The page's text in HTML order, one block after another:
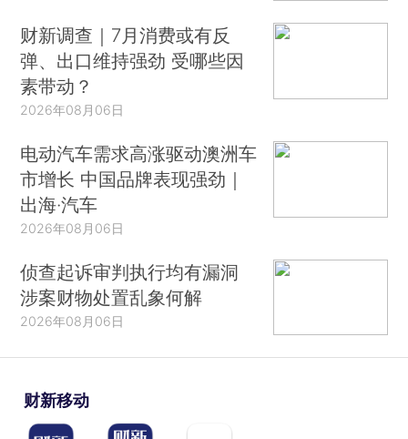
财新调查｜7月消费或有反
弹、出口维持强劲 受哪些因
素带动？
2026年08月06日
电动汽车需求高涨驱动澳洲车
市增长 中国品牌表现强劲｜
出海·汽车
2026年08月06日
侦查起诉审判执行均有漏洞
涉案财物处置乱象何解
2026年08月06日
财新移动